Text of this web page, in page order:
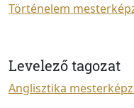
Történelem
Levelező tagozat
Anglisztika